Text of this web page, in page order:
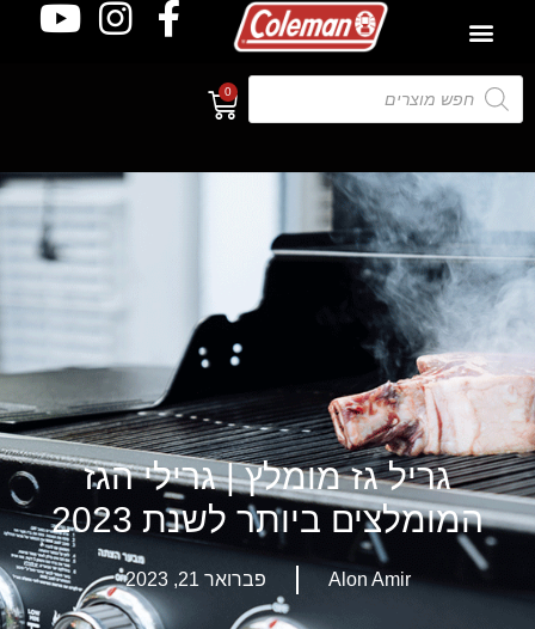
0
גריל גז מומלץ | גרילי הגז
המומלצים ביותר לשנת 2023
Alon Amir פברואר 21, 2023